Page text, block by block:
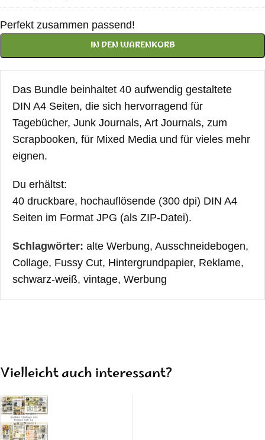
Perfekt zusammen passend!
IN DEN WARENKORB
Das Bundle beinhaltet 40 aufwendig gestaltete
DIN A4 Seiten, die sich hervorragend für
Tagebücher, Junk Journals, Art Journals, zum
Scrapbooken, für Mixed Media und für vieles mehr
eignen.
Du erhältst:
40 druckbare, hochauflösende (300 dpi) DIN A4
Seiten im Format JPG (als ZIP-Datei).
Schlagwörter: alte Werbung, Ausschneidebogen,
Collage, Fussy Cut, Hintergrundpapier, Reklame,
schwarz-weiß, vintage, Werbung
Vielleicht auch interessant?